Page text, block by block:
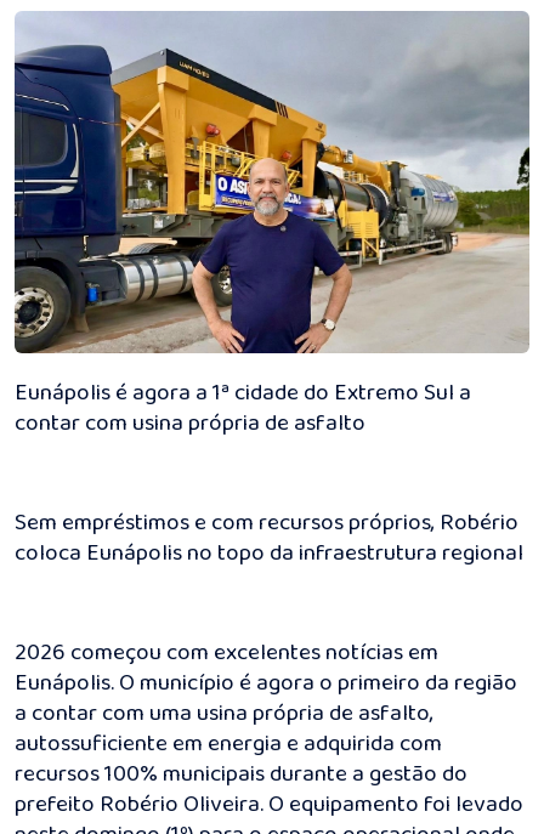
Eunápolis é agora a 1ª cidade do Extremo Sul a
contar com usina própria de asfalto
Sem empréstimos e com recursos próprios, Robério
coloca Eunápolis no topo da infraestrutura regional
2026 começou com excelentes notícias em
Eunápolis. O município é agora o primeiro da região
a contar com uma usina própria de asfalto,
autossuficiente em energia e adquirida com
recursos 100% municipais durante a gestão do
prefeito Robério Oliveira. O equipamento foi levado